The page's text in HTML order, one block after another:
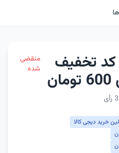
کد تخفیف
منقضی
شده
خرید دیجی کالا